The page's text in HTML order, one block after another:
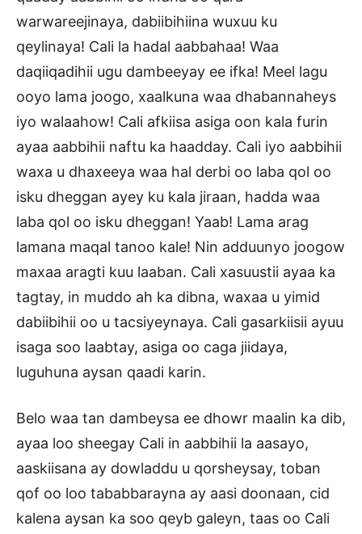
warwareejinaya, dabiibihiina wuxuu ku
qeylinaya! Cali la hadal aabbahaa! Waa
daqiiqadihii ugu dambeeyay ee ifka! Meel lagu
ooyo lama joogo, xaalkuna waa dhabannaheys
iyo walaahow! Cali afkiisa asiga oon kala furin
ayaa aabbihii naftu ka haadday. Cali iyo aabbihii
waxa u dhaxeeya waa hal derbi oo laba qol oo
isku dheggan ayey ku kala jiraan, hadda waa
laba qol oo isku dheggan! Yaab! Lama arag
lamana maqal tanoo kale! Nin adduunyo joogow
maxaa aragti kuu laaban. Cali xasuustii ayaa ka
tagtay, in muddo ah ka dibna, waxaa u yimid
dabiibihii oo u tacsiyeynaya. Cali gasarkiisii ayuu
isaga soo laabtay, asiga oo caga jiidaya,
luguhuna aysan qaadi karin.
Belo waa tan dambeysa ee dhowr maalin ka dib,
ayaa loo sheegay Cali in aabbihii la aasayo,
aaskiisana ay dowladdu u qorsheysay, toban
qof oo loo tababbarayna ay aasi doonaan, cid
kalena aysan ka soo qeyb galeyn, taas oo Cali